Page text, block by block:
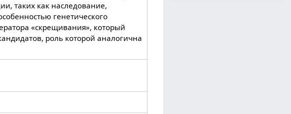
таких как наследование,
генетического
«скрещивания», который
роль которой аналогична